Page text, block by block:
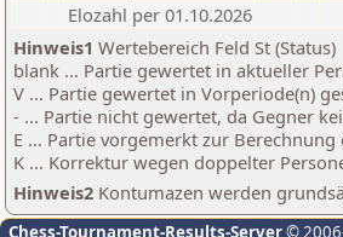
Elozahl per 01.10.2026
Hinweis1 Wertebereich Feld St (Status)
blank ... Partie gewertet in aktueller
V ... Partie gewertet in Vorperiode(n)
- ... Partie nicht gewertet, da Gegner
E ... Partie vorgemerkt zur
K ... Korrektur wegen doppelter
Hinweis2 Kontumazen werden
Chess-Tournament-Results-Server©